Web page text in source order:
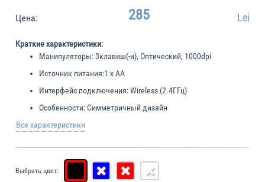
Цена: 285 Lei
Краткие характеристики:
Манипуляторы:3клавиш(-и), Оптический, 1000dpi
Источник питания:1 x AA
Интерфейс подключения:Wireless (2.4ГГц)
Особенности:Симметричный дизайн
Все характеристики
Выбрать цвет: